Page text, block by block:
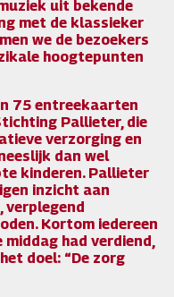
uit bekende
met de klassieker
we de bezoekers
hoogtepunten
75 entreekaarten
Pallieter, die
verzorging en
dan wel
kinderen. Pallieter
inzicht aan
verplegend
Kortom iedereen
had verdiend,
doel: “De zorg